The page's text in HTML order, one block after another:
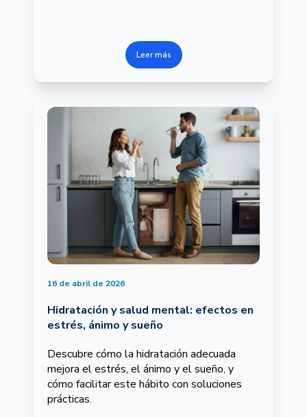
Leer más
16 de abril de 2026
Hidratación y salud mental: efectos en
estrés, ánimo y sueño
Descubre cómo la hidratación adecuada
mejora el estrés, el ánimo y el sueño, y
cómo facilitar este hábito con soluciones
prácticas.